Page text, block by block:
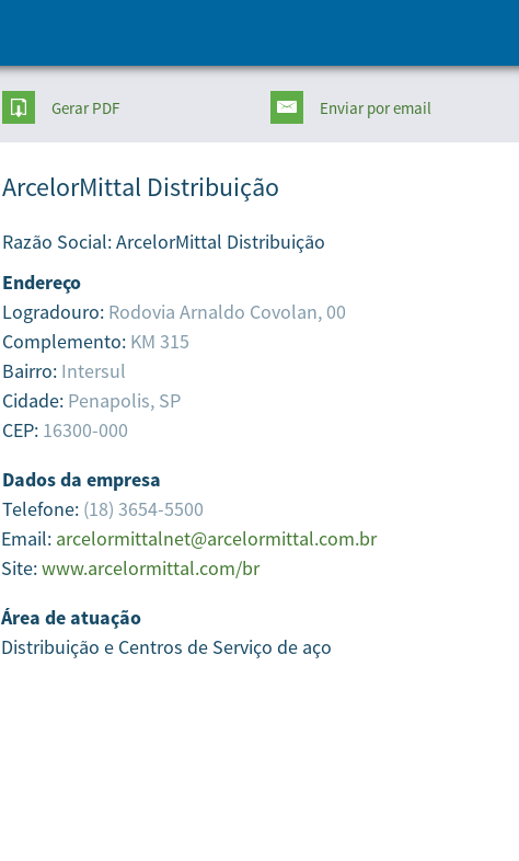
Gerar PDF Enviarpor email
ArcelorMittal Distribuição
Razão Social:ArcelorMittal Distribuição
Endereço
Logradouro: Rodovia Arnaldo Covolan, 00
Complemento: KM 315
Bairro: Intersul
Cidade: Penapolis, SP
CEP: 16300-000
Dados da empresa
Telefone: (18) 3654-5500
Email: arcelormittalnet@arcelormittal.com.br
Site:www.arcelormittal.com/br
Área de atuação
Distribuição e Centros de Serviço de aço